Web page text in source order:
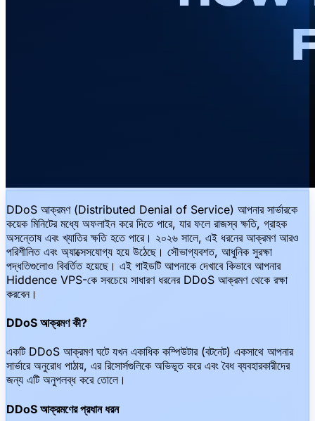
DDoS আক্রমণ (Distributed Denial of Service) আপনার সার্ভারকে
কয়েক মিনিটের মধ্যে অফলাইন করে দিতে পারে, যার ফলে রাজস্ব ক্ষতি, গ্রাহক
অসন্তোষ এবং খ্যাতির ক্ষতি হতে পারে। ২০২৬ সালে, এই ধরনের আক্রমণ আরও
পরিশীলিত এবং অ্যাক্সেসযোগ্য হয়ে উঠেছে। সৌভাগ্যবশত, আধুনিক সুরক্ষা
পদ্ধতিগুলোও বিবর্তিত হয়েছে। এই গাইডটি আপনাকে দেখাবে কিভাবে আপনার
Hiddence VPS-কে সবচেয়ে সাধারণ ধরনের DDoS আক্রমণ থেকে রক্ষা
করবেন।
DDoS আক্রমণ কী?
একটি DDoS আক্রমণ ঘটে যখন একাধিক কম্পিউটার (বটনেট) একসাথে আপনার
সার্ভারে অনুরোধ পাঠায়, এর রিসোর্সগুলিকে অভিভূত করে এবং বৈধ ব্যবহারকারীদের
জন্য এটি অনুপলব্ধ করে তোলে।
DDoS আক্রমণের প্রধান ধরন